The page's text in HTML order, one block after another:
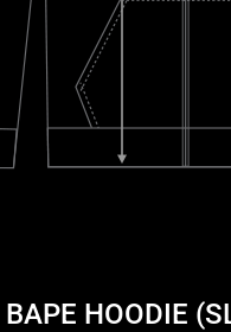
BAPE HOODIE